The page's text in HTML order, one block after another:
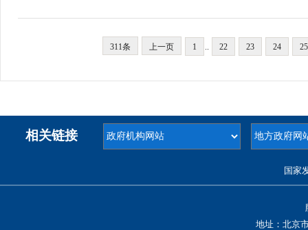
311条 上一页 1 .. 22 23 24 25
相关链接
国家
地址：北京